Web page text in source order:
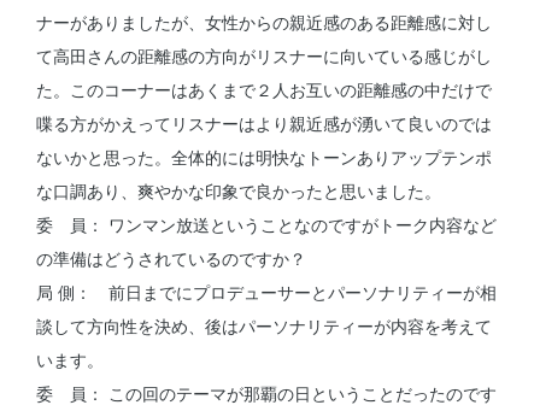
ナーがありましたが、女性からの親近感のある距離感に対し
て高田さんの距離感の方向がリスナーに向いている感じがし
た。このコーナーはあくまで２人お互いの距離感の中だけで
喋る方がかえってリスナーはより親近感が湧いて良いのでは
ないかと思った。全体的には明快なトーンありアップテンポ
な口調あり、爽やかな印象で良かったと思いました。
委 員： ワンマン放送ということなのですがトーク内容など
の準備はどうされているのですか？
局 側： 前日までにプロデューサーとパーソナリティーが相
談して方向性を決め、後はパーソナリティーが内容を考えて
います。
委 員： この回のテーマが那覇の日ということだったのです